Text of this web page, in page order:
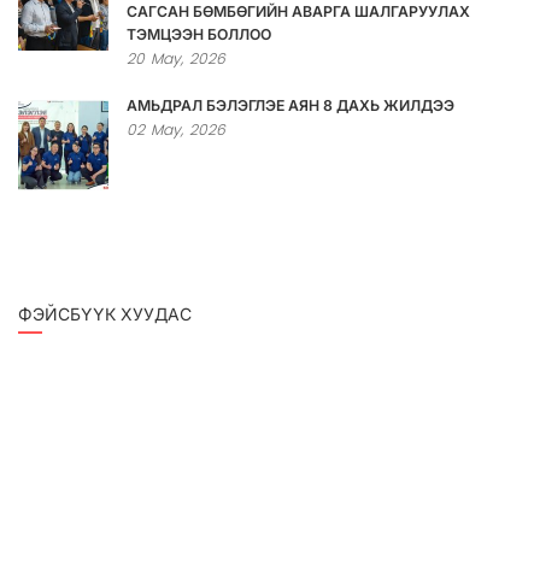
САГСАН БӨМБӨГИЙН АВАРГА ШАЛГАРУУЛАХ
ТЭМЦЭЭН БОЛЛОО
20 May, 2026
АМЬДРАЛ БЭЛЭГЛЭЕ АЯН 8 ДАХЬ ЖИЛДЭЭ
02 May, 2026
ФЭЙСБҮҮК ХУУДАС